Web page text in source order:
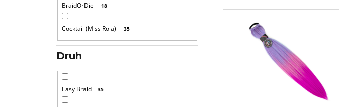
BraidOrDie 18
Cocktail (Miss Rola) 35
Druh
Easy Braid 35